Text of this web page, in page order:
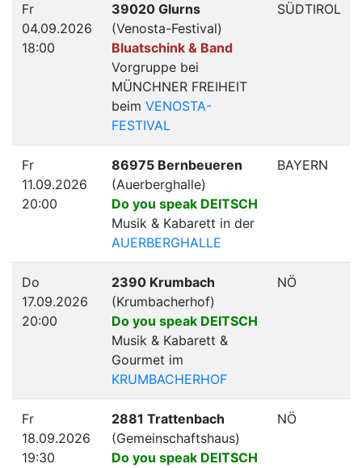
Fr
04.09.2026
18:00
39020 Glurns
(Venosta-Festival)
Bluatschink & Band
Vorgruppe bei
MÜNCHNER FREIHEIT
beim VENOSTA-
FESTIVAL
SÜDTIROL
Fr
11.09.2026
20:00
86975 Bernbeueren
(Auerberghalle)
Do you speak DEITSCH
Musik & Kabarett in der
AUERBERGHALLE
BAYERN
Do
17.09.2026
20:00
2390 Krumbach
(Krumbacherhof)
Do you speak DEITSCH
Musik & Kabarett &
Gourmet im
KRUMBACHERHOF
NÖ
Fr
18.09.2026
19:30
2881 Trattenbach
(Gemeinschaftshaus)
Do you speak DEITSCH
NÖ